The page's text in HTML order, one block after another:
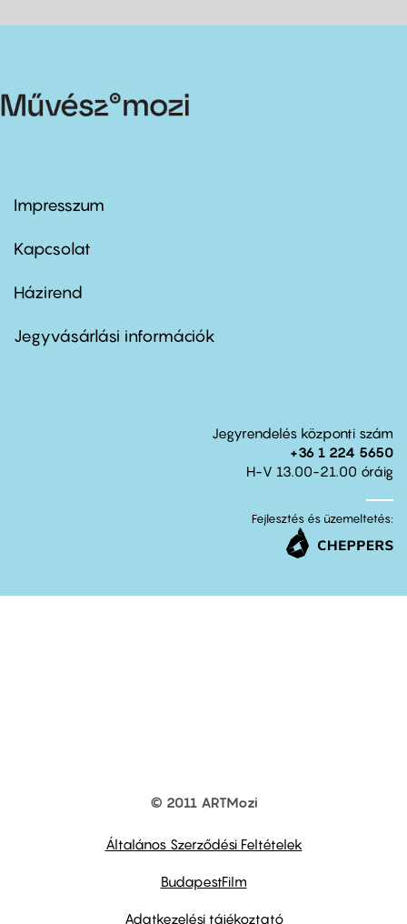
Footer
first
Impresszum
Kapcsolat
Footer
second
Házirend
Jegyvásárlási információk
Jegyrendelés központi szám
+36 1 224 5650
H-V 13.00-21.00 óráig
Fejlesztés és üzemeltetés:
© 2011 ARTMozi
Általános Szerződési Feltételek
BudapestFilm
Adatkezelési tájékoztató